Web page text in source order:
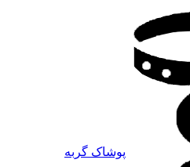
پوشاک گربه